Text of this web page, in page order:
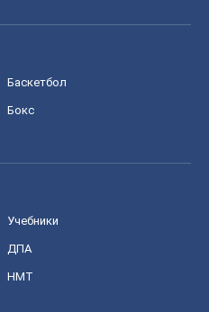
Баскетбол
Бокс
Учебники
ДПА
НМТ